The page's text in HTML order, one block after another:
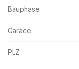
Bauphase
Garage
PLZ